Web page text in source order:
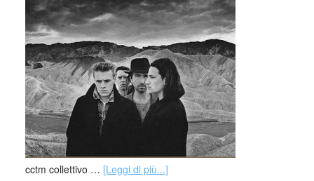
cctm collettivo … [Leggi di più...]